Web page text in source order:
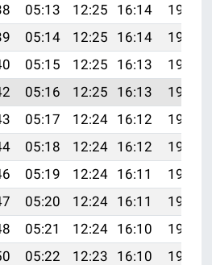
05:13 12:25 16:14
19:26
05:14 12:25 16:14
19:25
05:15 12:25 16:13
19:24
05:16 12:25 16:13
19:23
05:17 12:24 16:12
19:22
05:18 12:24 16:12
19:20
05:19 12:24 16:11
19:19
05:20 12:24 16:11
19:18
05:21 12:24 16:10
19:17
05:22 12:23 16:10
19:15